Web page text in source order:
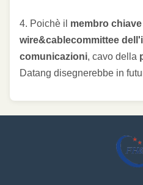
4. Poichè il membro chiave
wire&cablecommittee
comunicazioni, cavo della
Datang disegnerebbe in